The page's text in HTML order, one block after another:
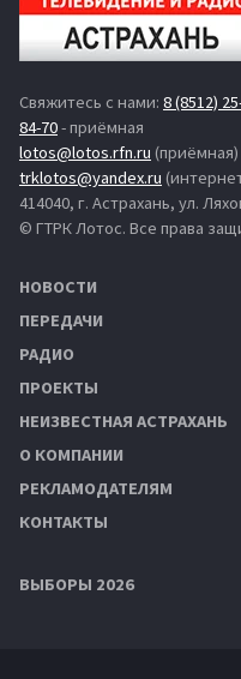
Свяжитесь с нами: 8 (8512)
84-70- приёмная
lotos@lotos.rfn.ru (приёмная)
trklotos@yandex.ru
414040, г. Астрахань, ул.
© ГТРК Лотос. Все права
НОВОСТИ
ПЕРЕДАЧИ
РАДИО
ПРОЕКТЫ
НЕИЗВЕСТНАЯ АСТРАХАНЬ
О КОМПАНИИ
РЕКЛАМОДАТЕЛЯМ
КОНТАКТЫ
ВЫБОРЫ 2026